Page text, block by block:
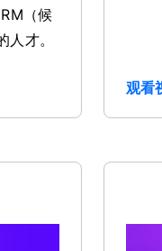
（候
才。
观看